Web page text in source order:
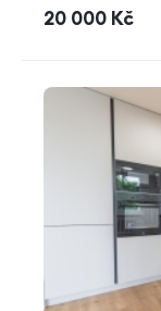
cena
20 000 Kč